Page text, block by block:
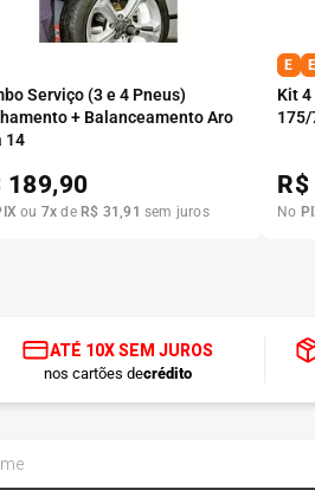
Serviço (3 e 4 Pneus)
+ Balanceamento Aro
14
189,90
ou 7x de R$ 31 ,91 sem juros
E E
Kit 4
175/
R$
No
ATÉ 10X SEM JUROS
nos cartões decrédito